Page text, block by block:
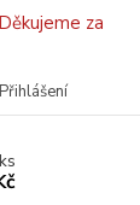
za
Přihlášení
ks